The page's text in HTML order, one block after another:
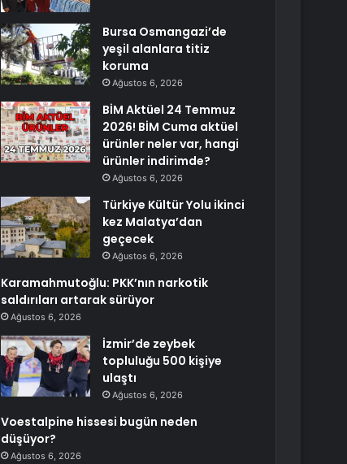
Bursa Osmangazi’de
yeşil alanlara titiz
koruma
Ağustos 6, 2026
BİM Aktüel 24 Temmuz
2026! BİM Cuma aktüel
ürünler neler var, hangi
ürünler indirimde?
Ağustos 6, 2026
Türkiye Kültür Yolu ikinci
kez Malatya’dan
geçecek
Ağustos 6, 2026
Karamahmutoğlu: PKK’nın narkotik
saldırıları artarak sürüyor
Ağustos 6, 2026
İzmir’de zeybek
topluluğu 500 kişiye
ulaştı
Ağustos 6, 2026
Voestalpine hissesi bugün neden
düşüyor?
Ağustos 6, 2026